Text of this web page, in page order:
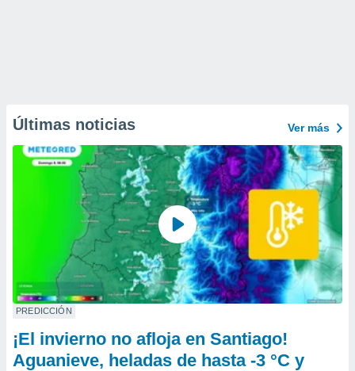
Últimas noticias Ver más
PREDICCIÓN
¡El invierno no afloja en Santiago!
Aguanieve, heladas de hasta -3 °C y